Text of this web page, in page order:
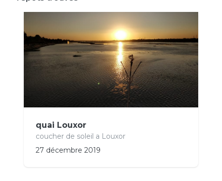
quai Louxor
coucher de soleil a Louxor
27 décembre 2019